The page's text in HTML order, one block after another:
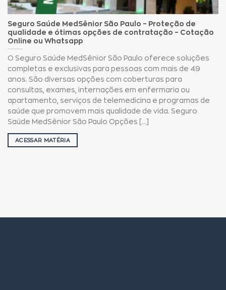
Seguro Saúde MedSênior São Paulo – Proteção de
qualidade e ótimas opções de contratação – Cotação
Online ou Whatsapp
O Seguro Saúde MedSênior São Paulo oferece soluções
completas e exclusivas para pessoas com mais de 49
anos. São diversas opções com coberturas para
consultas, exames, internações em enfermaria ou
apartamento, serviços de telemedicina e programas de
saúde que promovem mais qualidade de vida. Seguro
Saúde MedSênior São Paulo Opções [...]
ACESSAR MATÉRIA